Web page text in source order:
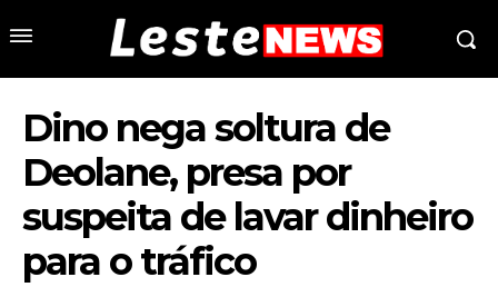
Dino nega soltura de
Deolane, presa por
suspeita de lavar dinheiro
para o tráfico